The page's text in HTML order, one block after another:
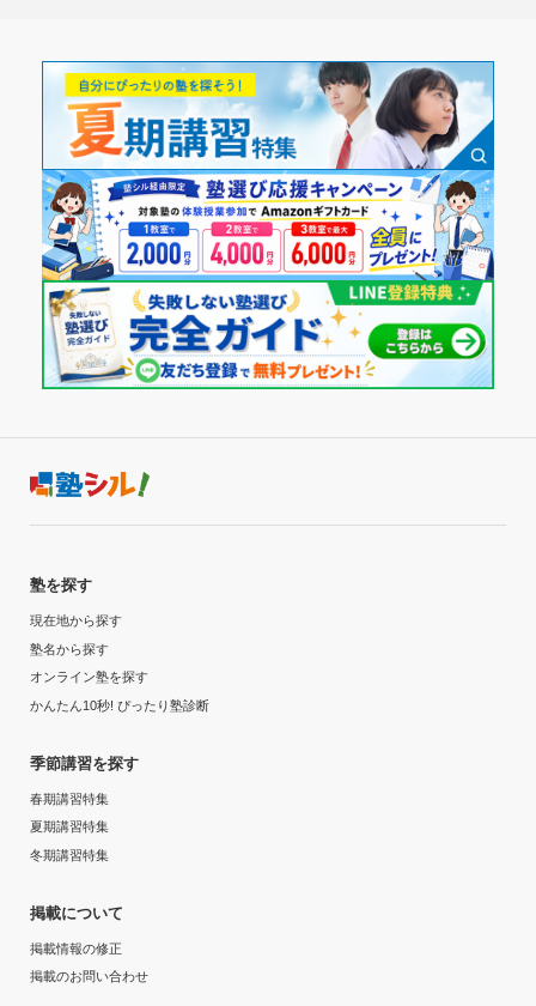
塾を探す
現在地から探す
塾名から探す
オンライン塾を探す
かんたん10秒! ぴったり塾診断
季節講習を探す
春期講習特集
夏期講習特集
冬期講習特集
掲載について
掲載情報の修正
掲載のお問い合わせ